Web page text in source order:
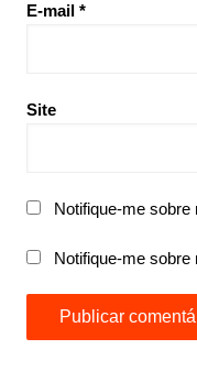
E-mail *
Site
Notifique-me
Notifique-me